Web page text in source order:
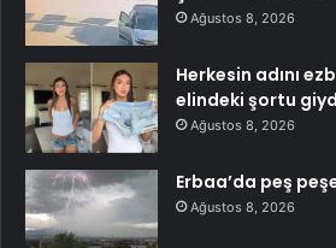
Ağustos 8, 2026
Herkesin adını
elindeki şortu
Ağustos 8, 2026
Erbaa’da peş
Ağustos 8, 2026